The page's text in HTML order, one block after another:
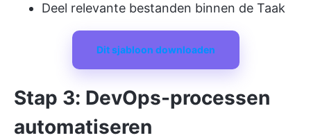
Deel relevante bestanden binnen de Taak
Dit sjabloon downloaden
Stap 3: DevOps-processen
automatiseren